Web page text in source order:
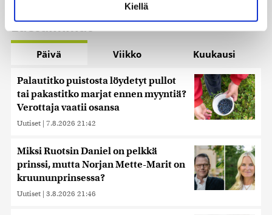
suostumustasi tai peruuttaa sen milloin vain
evästeilmoituksessa.
Käytämme evästeitä tarjoamamme sisällön ja mainosten
tukemiseen ja kävijämäärämme analysoimiseen. Lisäksi
jaamme sosiaalisen median, mainosalan ja analytiikka-
alan kumppaneillemme tietoja siitä, miten käytät
sivustoamme. Kumppanimme voivat yhdistää näitä
tietoja muihin tietoihin, joita olet antanut heille tai joita on
saatetaan myös siirtää ulkomaille.
Kiellä
Luetuimmat
Päivä Viikko Kuukausi
Palautitko puistosta löydetyt pullot
tai pakastitko marjat ennen myyntiä?
Verottaja vaatii osansa
Uutiset | 7.8.2026 21:42
Miksi Ruotsin Daniel on pelkkä
prinssi, mutta Norjan Mette-Marit on
kruununprinsessa?
Uutiset | 3.8.2026 21:46